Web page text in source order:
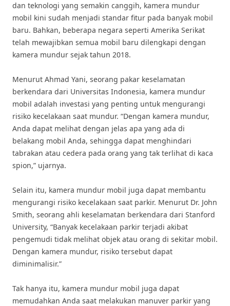
dan teknologi yang semakin canggih, kamera mundur
mobil kini sudah menjadi standar fitur pada banyak mobil
baru. Bahkan, beberapa negara seperti Amerika Serikat
telah mewajibkan semua mobil baru dilengkapi dengan
kamera mundur sejak tahun 2018.
Menurut Ahmad Yani, seorang pakar keselamatan
berkendara dari Universitas Indonesia, kamera mundur
mobil adalah investasi yang penting untuk mengurangi
risiko kecelakaan saat mundur. “Dengan kamera mundur,
Anda dapat melihat dengan jelas apa yang ada di
belakang mobil Anda, sehingga dapat menghindari
tabrakan atau cedera pada orang yang tak terlihat di kaca
spion,” ujarnya.
Selain itu, kamera mundur mobil juga dapat membantu
mengurangi risiko kecelakaan saat parkir. Menurut Dr. John
Smith, seorang ahli keselamatan berkendara dari Stanford
University, “Banyak kecelakaan parkir terjadi akibat
pengemudi tidak melihat objek atau orang di sekitar mobil.
Dengan kamera mundur, risiko tersebut dapat
diminimalisir.”
Tak hanya itu, kamera mundur mobil juga dapat
memudahkan Anda saat melakukan manuver parkir yang